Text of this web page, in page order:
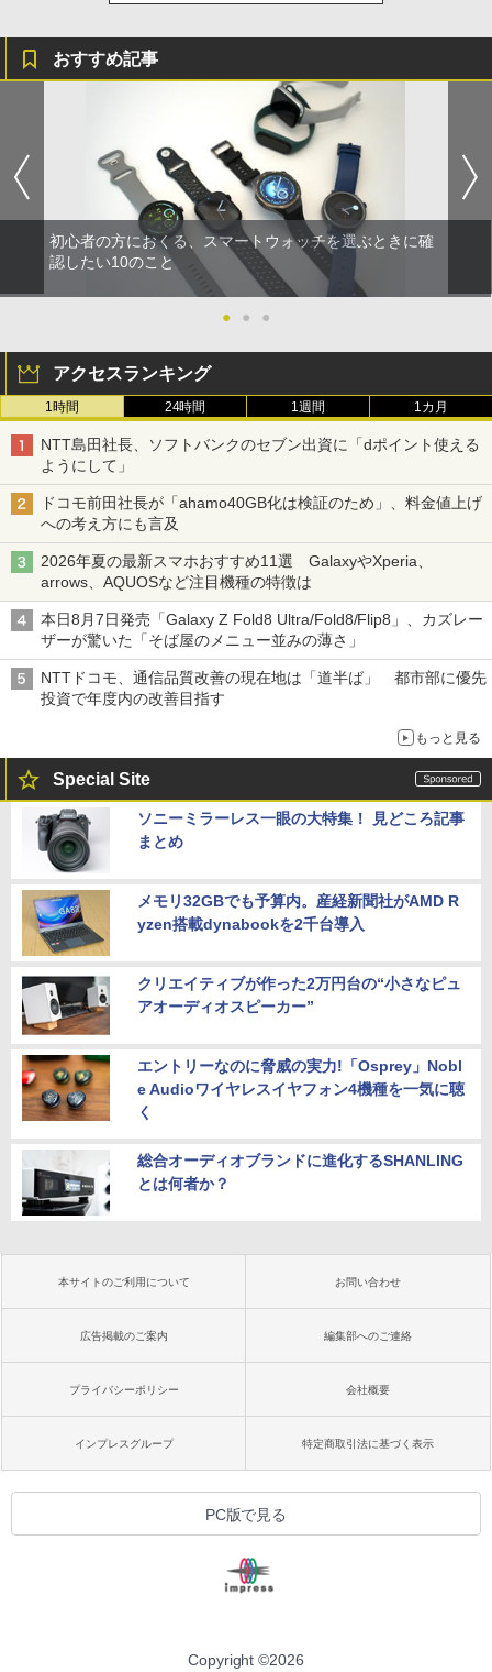
おすすめ記事
初心者の方におくる、スマートウォッチを選ぶときに確
認したい10のこと
● ● ●
アクセスランキング
1時間 24時間 1週間 1カ月
NTT島田社長、ソフトバンクのセブン出資に「dポイント使える
ようにして」
ドコモ前田社長が「ahamo40GB化は検証のため」、料金値上げ
への考え方にも言及
2026年夏の最新スマホおすすめ11選 GalaxyやXperia、
arrows、AQUOSなど注目機種の特徴は
本日8月7日発売「Galaxy Z Fold8 Ultra/Fold8/Flip8」、カズレー
ザーが驚いた「そば屋のメニュー並みの薄さ」
NTTドコモ、通信品質改善の現在地は「道半ば」 都市部に優先
投資で年度内の改善目指す
もっと見る
Special Site
ソニーミラーレス一眼の大特集！ 見どころ記事
まとめ
メモリ32GBでも予算内。産経新聞社がAMD R
yzen搭載dynabookを2千台導入
クリエイティブが作った2万円台の“小さなピュ
アオーディオスピーカー”
エントリーなのに脅威の実力!「Osprey」Nobl
e Audioワイヤレスイヤフォン4機種を一気に聴
く
総合オーディオブランドに進化するSHANLING
とは何者か？
本サイトのご利用について お問い合わせ
広告掲載のご案内 編集部へのご連絡
プライバシーポリシー 会社概要
インプレスグループ 特定商取引法に基づく表示
PC版で見る
Copyright ©2026